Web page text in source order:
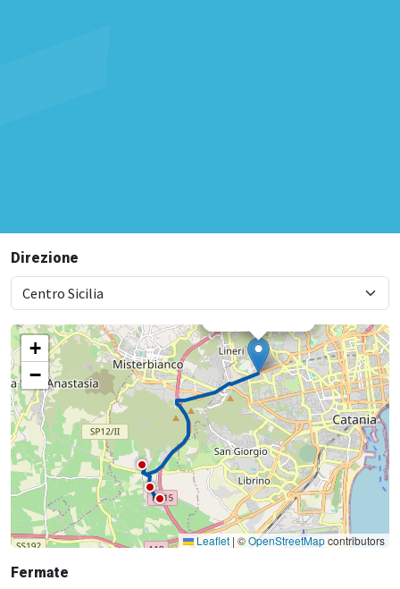
Direzione
Metro Nesima
+
−
Leaflet | ©OpenStreetMapcontributors
Fermate